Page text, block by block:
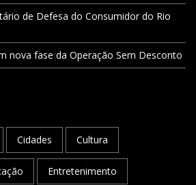
de Defesa do Consumidor do Rio
nova fase da Operação Sem Desconto
Cidades Cultura
Entretenimento